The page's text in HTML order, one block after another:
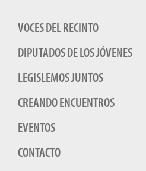
VOCES DEL RECINTO
DIPUTADOS DE LOS JÓVENES
LEGISLEMOS JUNTOS
CREANDO ENCUENTROS
EVENTOS
CONTACTO